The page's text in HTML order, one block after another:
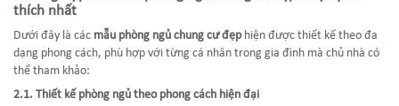
thích nhất
Dưới đây là các mẫu phòng ngủ chung cư đẹphiện được thiết kế theo đa
dạng phong cách, phù hợp với từng cá nhân trong gia đình mà chủ nhà có
thể tham khảo:
2.1. Thiết kế phòng ngủ theo phong cách hiện đại